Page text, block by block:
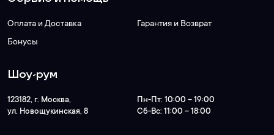
Оплата и Доставка
Гарантия и Возврат
Бонусы
Шоу-рум
123182, г. Москва,
ул. Новощукинская, 8
Пн-Пт: 10:00 – 19:00
Сб-Вс: 11:00 – 18:00